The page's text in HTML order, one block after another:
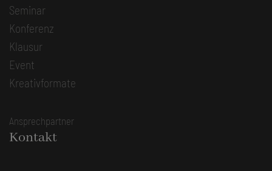
Seminar
Konferenz
Klausur
Event
Kreativformate
Ansprechpartner
Kontakt